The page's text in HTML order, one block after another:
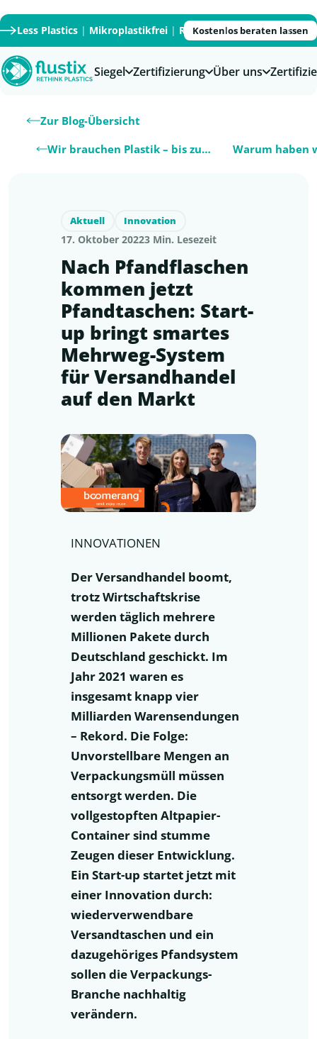
Less Plastics| Mikroplastikfrei| Recycled|Recyclable|
Kostenlos beraten lassen
Siegel Zertifizierung Über uns
Zur Blog-Übersicht
Wir brauchen Plastik – bis zu einer ge…
Aktuell Innovation
17. Oktober 20223 Min. Lesezeit
Nach Pfandflaschen
kommen jetzt
Pfandtaschen: Start-
up bringt smartes
Mehrweg-System
für Versandhandel
auf den Markt
INNOVATIONEN
Der Versandhandel boomt,
trotz Wirtschaftskrise
werden täglich mehrere
Millionen Pakete durch
Deutschland geschickt. Im
Jahr 2021 waren es
insgesamt knapp vier
Milliarden Warensendungen
– Rekord. Die Folge:
Unvorstellbare Mengen an
Verpackungsmüll müssen
entsorgt werden. Die
vollgestopften Altpapier-
Container sind stumme
Zeugen dieser Entwicklung.
Ein Start-up startet jetzt mit
einer Innovation durch:
wiederverwendbare
Versandtaschen und ein
dazugehöriges Pfandsystem
sollen die Verpackungs-
Branche nachhaltig
verändern.